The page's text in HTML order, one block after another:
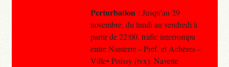
Perturbation : Jusqu'au 29
novembre, du lundi au vendredi à
partir de 22:00, trafic interrompu
entre Nanterre – Préf. et Achères –
Ville• Poissy (tvx). Navette